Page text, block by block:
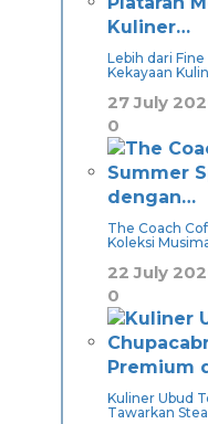
Lebih dari
Kekayaan
27 July
0
The Coach
Koleksi
22 July
0
Kuliner Ubud
Tawarkan